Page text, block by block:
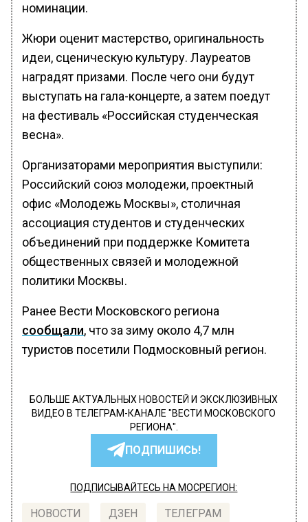
номинации.
Жюри оценит мастерство, оригинальность
идеи, сценическую культуру. Лауреатов
наградят призами. После чего они будут
выступать на гала-концерте, а затем поедут
на фестиваль «Российская студенческая
весна».
Организаторами мероприятия выступили:
Российский союз молодежи, проектный
офис «Молодежь Москвы», столичная
ассоциация студентов и студенческих
объединений при поддержке Комитета
общественных связей и молодежной
политики Москвы.
Ранее Вести Московского региона
сообщали, что за зиму около 4,7 млн
туристов посетили Подмосковный регион.
БОЛЬШЕ АКТУАЛЬНЫХ НОВОСТЕЙ И ЭКСКЛЮЗИВНЫХ
ВИДЕО В ТЕЛЕГРАМ-КАНАЛЕ "ВЕСТИ МОСКОВСКОГО
РЕГИОНА".
ПОДПИШИСЬ!
ПОДПИСЫВАЙТЕСЬ НА МОСРЕГИОН:
НОВОСТИ ДЗЕН ТЕЛЕГРАМ